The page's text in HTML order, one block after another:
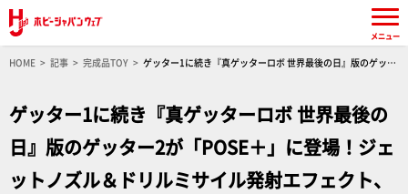
HOME 記事 完成品TOY
ゲッター1に続き『真ゲッターロボ 世界最後の日』版のゲッタ
ゲッター1に続き『真ゲッターロボ 世界最後の
日』版のゲッター2が「POSE＋」に登場！ジェ
ットノズル＆ドリルミサイル発射エフェクト、
メニュー